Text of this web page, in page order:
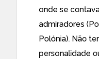
onde se
admiradores
Polónia). Não
personalidade